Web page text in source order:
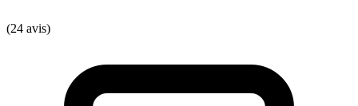
(24 avis)